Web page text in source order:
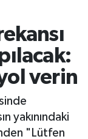
verin
yakınındaki
"Lütfen